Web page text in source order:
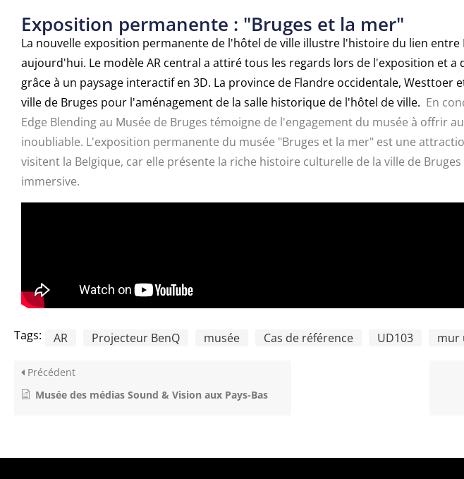
Exposition permanente : "Bruges et la mer"
La nouvelle exposition permanente de l'hôtel de ville illustre l'histoire du lien
aujourd'hui. Le modèle AR central a attiré tous les regards lors de l'exposition et
grâce à un paysage interactif en 3D. La province de Flandre occidentale, Westtoer
ville de Bruges pour l'aménagement de la salle historique de l'hôtel de ville. En
Edge Blending au Musée de Bruges témoigne de l'engagement du musée à offrir
inoubliable. L'exposition permanente du musée "Bruges et la mer" est une
visitent la Belgique, car elle présente la riche histoire culturelle de la ville de
immersive.
Tags: AR Projecteur BenQ musée Cas de référence UD103 mur
Précédent
Musée des médias Sound & Vision aux Pays-Bas